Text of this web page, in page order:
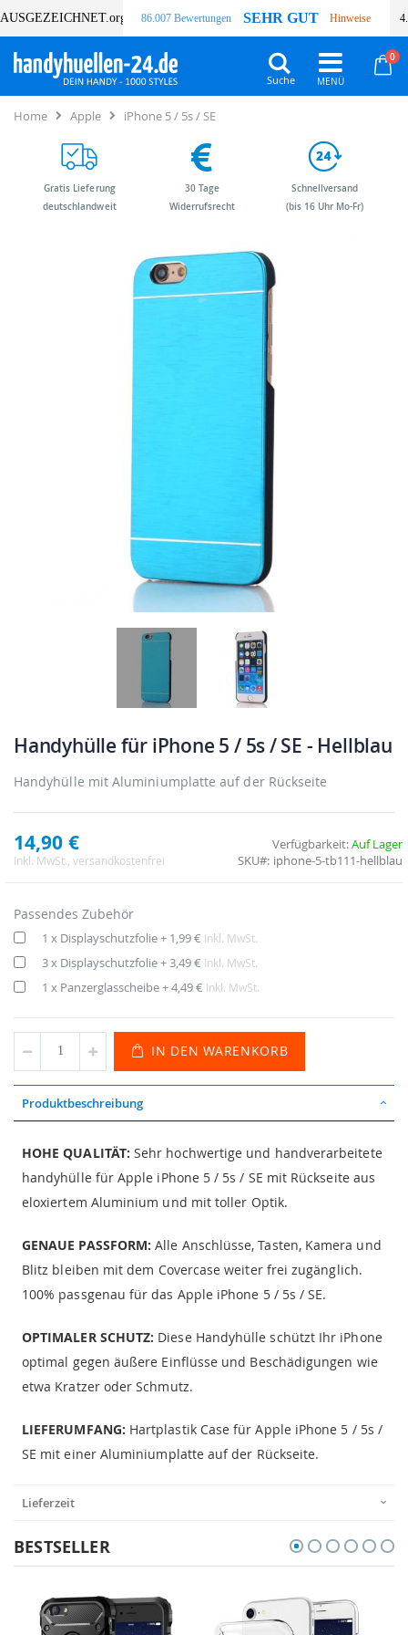
AUSGEZEICHNET.org 86.007 Bewertungen SEHR GUT Hinweise
0
Suche
Home Apple iPhone 5 / 5s / SE
Handyhülle für iPhone 5 / 5s / SE - Hellblau
Handyhülle mit Aluminiumplatte auf der Rückseite
14,90 €
Inkl. MwSt. , versandkostenfrei
Verfügbarkeit:Auf Lager
SKU
iphone-5-tb111-hellblau
Passendes Zubehör
1 x Displayschutzfolie+ 1,99 € Inkl. MwSt.
3 x Displayschutzfolie+ 3,49 € Inkl. MwSt.
1 x Panzerglasscheibe+4,49 € Inkl. MwSt.
IN DEN WARENKORB
Produktbeschreibung
HOHE QUALITÄT: Sehr hochwertige und handverarbeitete
handyhülle für Apple iPhone 5 / 5s / SE mit Rückseite aus
eloxiertem Aluminium und mit toller Optik.
GENAUE PASSFORM: Alle Anschlüsse, Tasten, Kamera und
Blitz bleiben mit dem Covercase weiter frei zugänglich.
100% passgenau für das Apple iPhone 5 / 5s / SE.
OPTIMALER SCHUTZ: Diese Handyhülle schützt Ihr iPhone
optimal gegen äußere Einflüsse und Beschädigungen wie
etwa Kratzer oder Schmutz.
LIEFERUMFANG: Hartplastik Case für Apple iPhone 5 / 5s /
SE mit einer Aluminiumplatte auf der Rückseite.
Lieferzeit
BESTSELLER
Gratis Lieferung
deutschlandweit
30 Tage
Widerrufsrecht
Schnellversand
(bis 16 Uhr Mo-Fr)